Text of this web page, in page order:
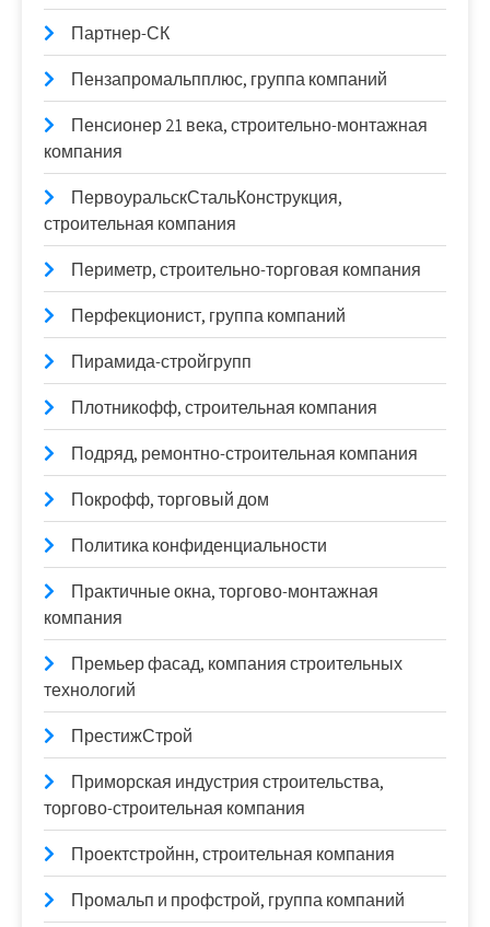
Партнер-СК
Пензапромальпплюс, группа компаний
Пенсионер 21 века, строительно-монтажная
компания
ПервоуральскСтальКонструкция,
строительная компания
Периметр, строительно-торговая компания
Перфекционист, группа компаний
Пирамида-стройгрупп
Плотникофф, строительная компания
Подряд, ремонтно-строительная компания
Покрофф, торговый дом
Политика конфиденциальности
Практичные окна, торгово-монтажная
компания
Премьер фасад, компания строительных
технологий
ПрестижСтрой
Приморская индустрия строительства,
торгово-строительная компания
Проектстройнн, строительная компания
Промальп и профстрой, группа компаний